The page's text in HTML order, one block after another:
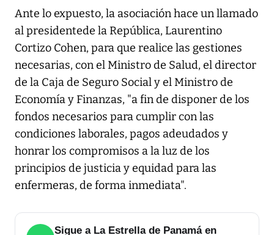
Ante lo expuesto, la asociación hace un llamado
al presidentede la República, Laurentino
Cortizo Cohen, para que realice las gestiones
necesarias, con el Ministro de Salud, el director
de la Caja de Seguro Social y el Ministro de
Economía y Finanzas, "a fin de disponer de los
fondos necesarios para cumplir con las
condiciones laborales, pagos adeudados y
honrar los compromisos a la luz de los
principios de justicia y equidad para las
enfermeras, de forma inmediata".
Sigue a La Estrella de Panamá en